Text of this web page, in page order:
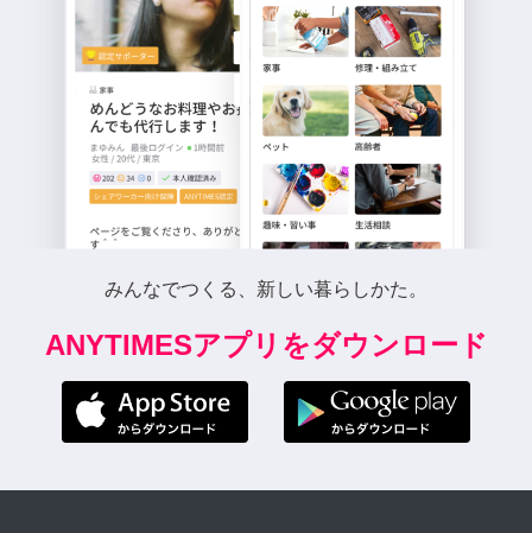
みんなでつくる、新しい暮らしかた。
ANYTIMESアプリをダウンロード